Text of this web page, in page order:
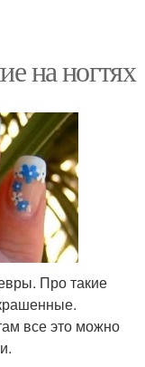
на ногтях
Про такие
все это можно